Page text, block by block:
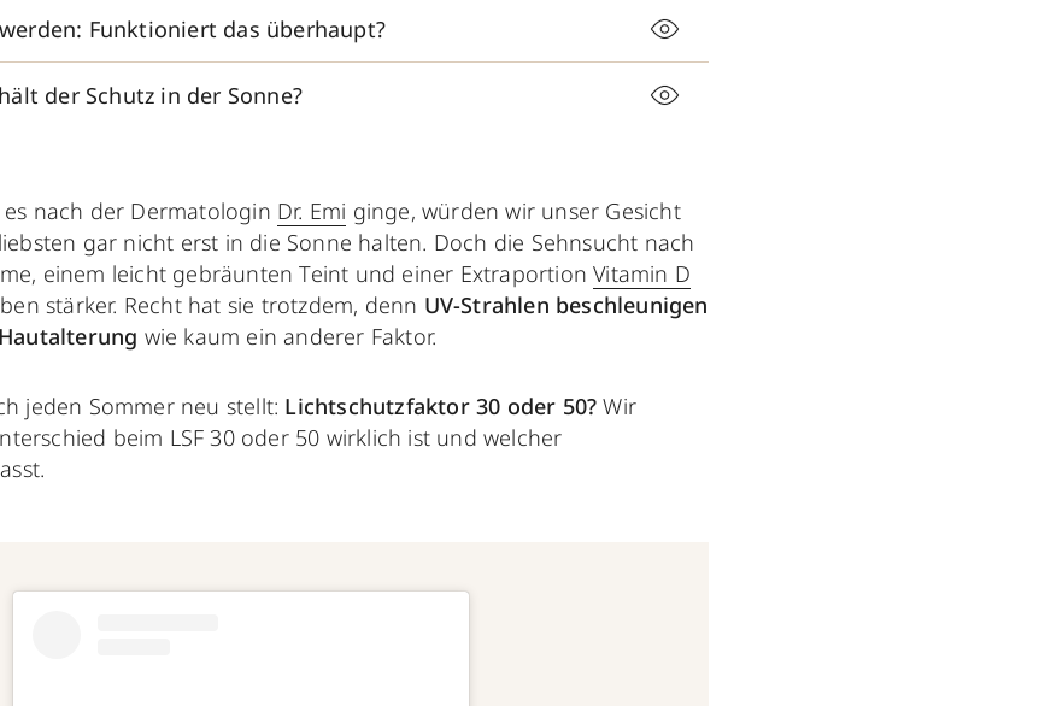
Funktioniert das überhaupt?
der Schutz in der Sonne?
nach der Dermatologin Dr. Emi ginge, würden wir unser Gesicht
gar nicht erst in die Sonne halten. Doch die Sehnsucht nach
einem leicht gebräunten Teint und einer ExtraportionVitamin D
stärker. Recht hat sie trotzdem, denn UV-Strahlen beschleunigen
wie kaum ein anderer Faktor.
jeden Sommer neu stellt: Lichtschutzfaktor 30 oder 50?Wir
beim LSF 30 oder 50 wirklich ist und welcher